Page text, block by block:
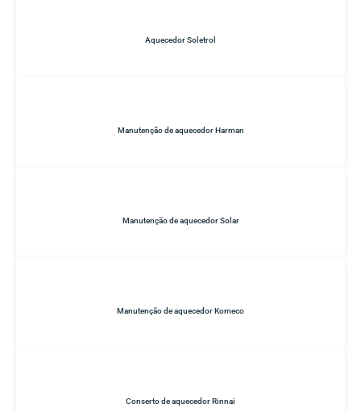
Aquecedor Soletrol
Manutenção de aquecedor Harman
Manutenção de aquecedor Solar
Manutenção de aquecedor Komeco
Conserto de aquecedor Rinnai